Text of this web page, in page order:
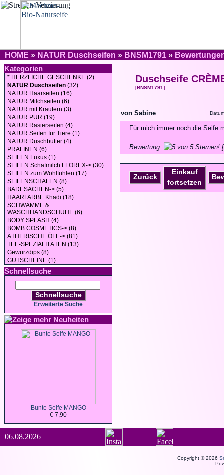
HOME » NATUR Duschseifen » BNSM1791 »
Kategorien
* HERZLICHE GESCHENKE (2)
NATUR Duschseifen (32)
NATUR Haarseifen (16)
NATUR Milchseifen (6)
NATUR mit Kräutern (3)
NATUR PUR (19)
NATUR Rasierseifen (4)
NATUR Seifen für Tiere (1)
NATUR Duschbutter (4)
PRALINEN (6)
SEIFEN Luxus (1)
SEIFEN Schafmilch FLOREX-> (30)
SEIFEN zum Wohlfühlen (17)
SEIFENSCHALEN (8)
BADESACHEN-> (5)
HAARFARBE Khadi (18)
SCHWÄMME &
WASCHHANDSCHUHE (6)
BODY SPLASH (4)
BOMB COSMETICS-> (8)
ÄTHERISCHE ÖLE-> (81)
TEE-SPEZIALITÄTEN (13)
Gewürzdips (8)
GUTSCHEINE (1)
Schnellsuche
Schnellsuche
Erweiterte Suche
Neuheiten
Bunte Seife MANGO
€ 7,90
Duschseife
[BNSM1791]
von Sabine
Für mich immer noch die Seife
Bewertung:
Zurück
Einkauf
fortsetzen
06.08.2026
Copyright © 2026